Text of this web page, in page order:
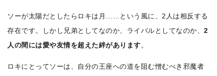
ソーが太陽だとしたらロキは月……という風に、2人は相反する
存在です。しかし兄弟としてなのか、ライバルとしてなのか、2
人の間には愛や友情を超えた絆があります。
ロキにとってソーは、自分の王座への道を阻む憎むべき邪魔者